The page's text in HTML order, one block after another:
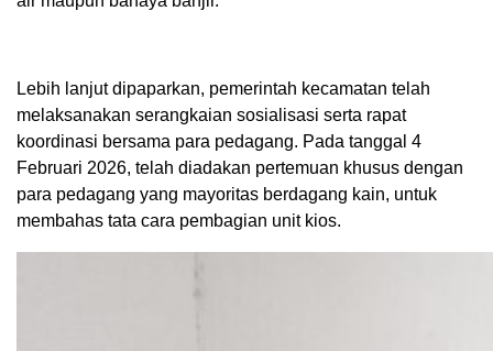
Lebih lanjut dipaparkan, pemerintah kecamatan telah
melaksanakan serangkaian sosialisasi serta rapat
koordinasi bersama para pedagang. Pada tanggal 4
Februari 2026, telah diadakan pertemuan khusus dengan
para pedagang yang mayoritas berdagang kain, untuk
membahas tata cara pembagian unit kios.